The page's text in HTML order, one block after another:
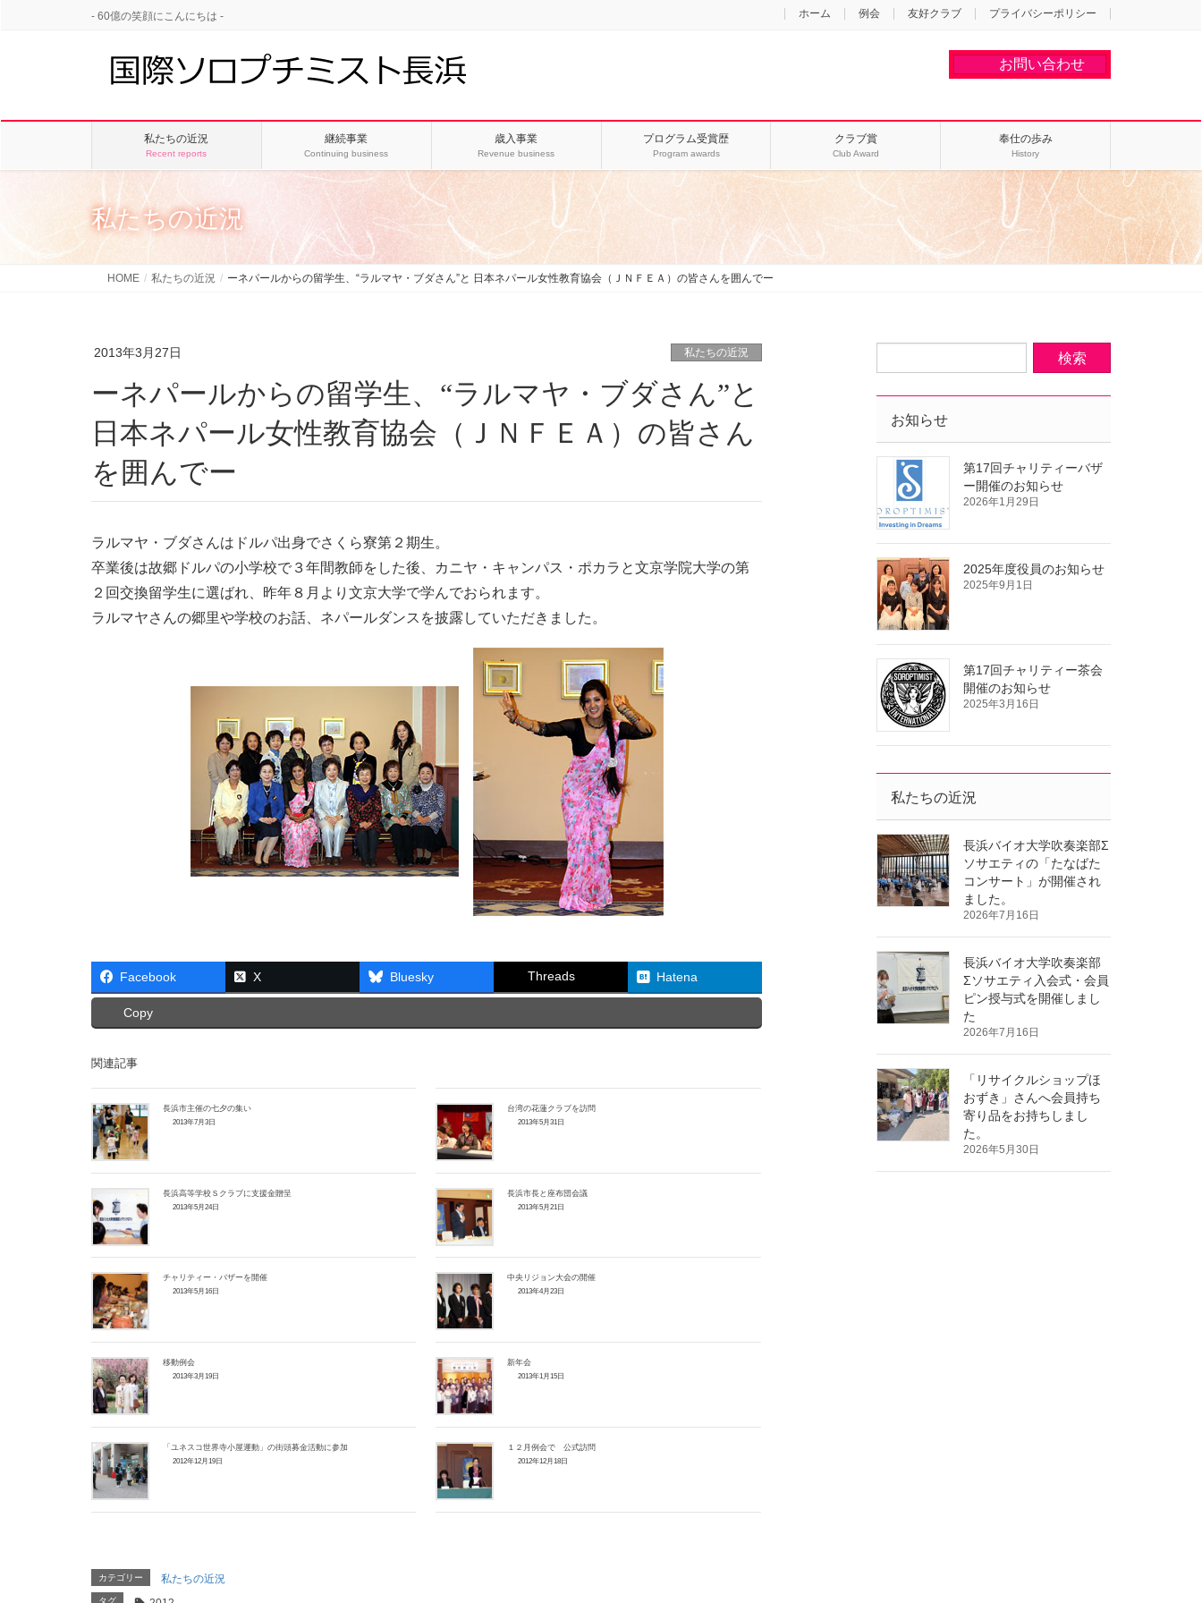
- 60億の笑顔にこんにちは - ホーム 例会 友好クラブ プライバシーポリシー
お問い合わせ
私たちの近況
Recent reports
継続事業
Continuing business
歳入事業
Revenue business
プログラム受賞歴
Program awards
クラブ賞
Club Award
奉仕の歩み
History
私たちの近況
HOME 私たちの近況 ーネパールからの留学生、“ラルマヤ・ブダさん”と 日本ネパール女性教育協会（ＪＮＦＥＡ）の皆さんを囲んでー
2013年3月27日 私たちの近況
ーネパールからの留学生、“ラルマヤ・ブダさん”と
日本ネパール女性教育協会（ＪＮＦＥＡ）の皆さん
を囲んでー
ラルマヤ・ブダさんはドルパ出身でさくら寮第２期生。
卒業後は故郷ドルパの小学校で３年間教師をした後、カニヤ・キャンパス・ポカラと文京学院大学の第
２回交換留学生に選ばれ、昨年８月より文京大学で学んでおられます。
ラルマヤさんの郷里や学校のお話、ネパールダンスを披露していただきました。
Facebook X Bluesky Threads Hatena
Copy
関連記事
長浜市主催の七夕の集い
2013年7月3日
台湾の花蓮クラブを訪問
2013年5月31日
長浜高等学校Ｓクラブに支援金贈呈
2013年5月24日
長浜市長と座布団会議
2013年5月21日
チャリティー・バザーを開催
2013年5月16日
中央リジョン大会の開催
2013年4月23日
移動例会
2013年3月19日
新年会
2013年1月15日
「ユネスコ世界寺小屋運動」の街頭募金活動に参加
2012年12月19日
１２月例会で 公式訪問
2012年12月18日
カテゴリー 私たちの近況
タグ
お知らせ
第17回チャリティーバザ
ー開催のお知らせ
2026年1月29日
2025年度役員のお知らせ
2025年9月1日
第17回チャリティー茶会
開催のお知らせ
2025年3月16日
私たちの近況
長浜バイオ大学吹奏楽部Σ
ソサエティの「たなばた
コンサート」が開催され
ました。
2026年7月16日
長浜バイオ大学吹奏楽部
Σソサエティ入会式・会員
ピン授与式を開催しまし
た
2026年7月16日
「リサイクルショップほ
おずき」さんへ会員持ち
寄り品をお持ちしまし
た。
2026年5月30日